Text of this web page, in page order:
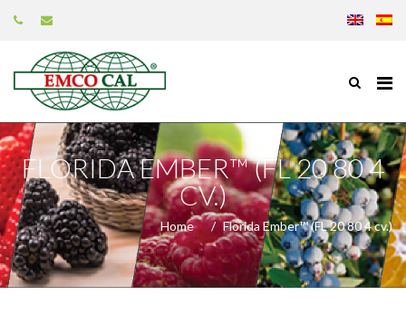
FLORIDA EMBER™ (FL 20 80 4
CV.)
Home Florida Ember™ (FL 20 80 4 cv.)